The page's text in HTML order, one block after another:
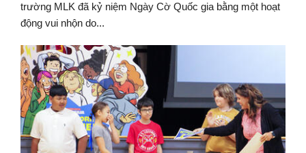
trường MLK đã kỷ niệm Ngày Cờ Quốc gia bằng một hoạt
động vui nhộn do...